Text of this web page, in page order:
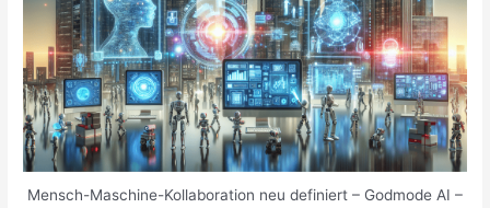
Mensch-Maschine-Kollaboration neu definiert – Godmode AI –